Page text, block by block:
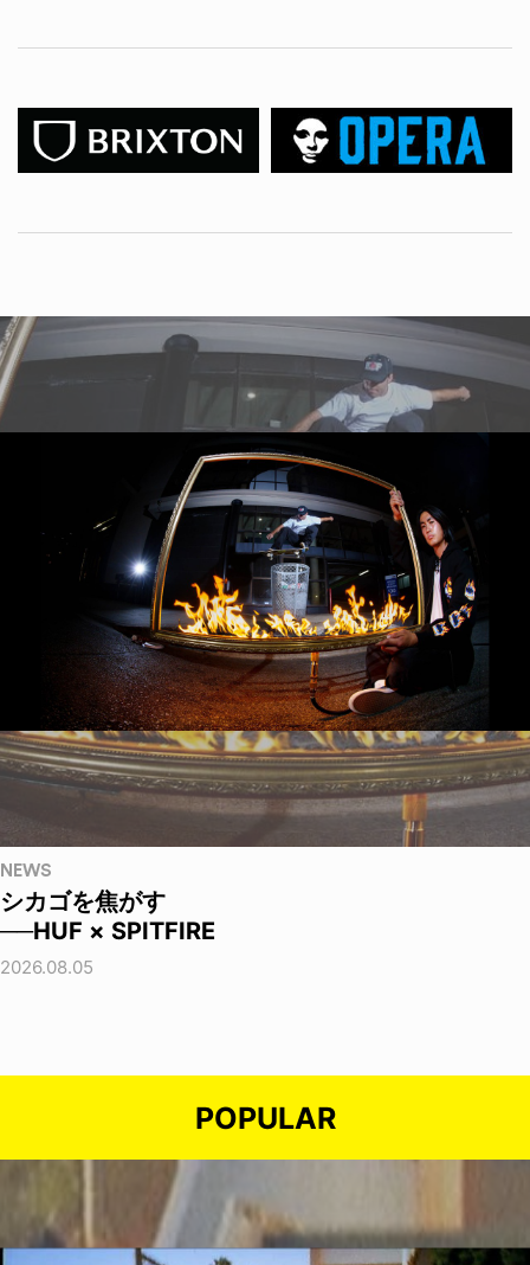
NEWS
シカゴを焦がす
──HUF × SPITFIRE
2026.08.05
POPULAR